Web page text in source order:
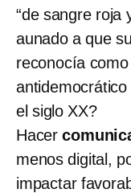
“de sangre roja
aunado a que
reconocía
el siglo XX?
Hacer
menos digital,
impactar